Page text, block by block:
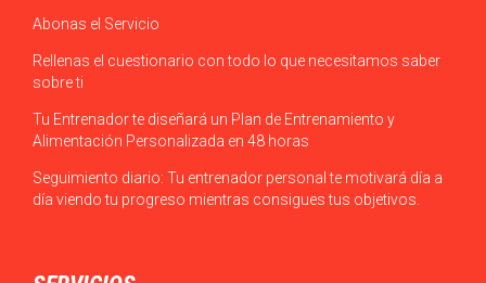
Abonas el Servicio
Rellenas el cuestionario con todo lo que necesitamos saber
sobre ti
Tu Entrenador te diseñará un Plan de Entrenamiento y
Alimentación Personalizada en 48 horas
Seguimiento diario: Tu entrenador personal te motivará día a
día viendo tu progreso mientras consigues tus objetivos.